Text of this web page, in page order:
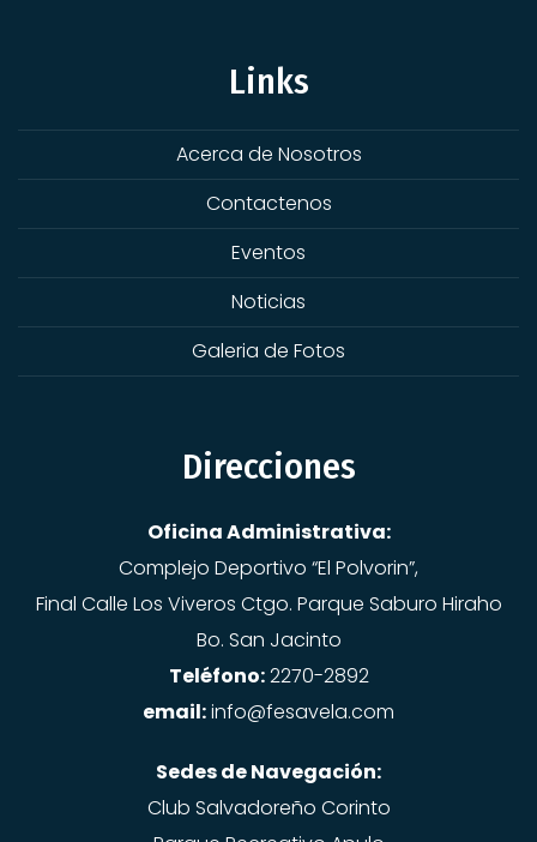
Links
Acerca de Nosotros
Contactenos
Eventos
Noticias
Galeria de Fotos
Direcciones
Oficina Administrativa:
Complejo Deportivo “El Polvorin”,
Final Calle Los Viveros Ctgo. Parque Saburo Hiraho
Bo. San Jacinto
Teléfono:2270-2892
email:info@fesavela.com
Sedes de Navegación:
Club Salvadoreño Corinto